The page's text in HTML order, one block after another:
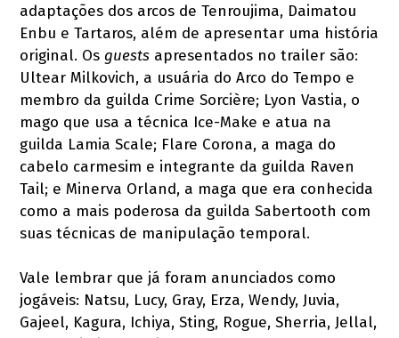
adaptações dos arcos de Tenroujima, Daimatou
Enbu e Tartaros, além de apresentar uma história
original. Osguests apresentados no trailer são:
Ultear Milkovich, a usuária do Arco do Tempo e
membro da guilda Crime Sorcière; Lyon Vastia, o
mago que usa a técnica Ice-Make e atua na
guilda Lamia Scale; Flare Corona, a maga do
cabelo carmesim e integrante da guilda Raven
Tail; e Minerva Orland, a maga que era conhecida
como a mais poderosa da guilda Sabertooth com
suas técnicas de manipulação temporal.
Vale lembrar que já foram anunciados como
jogáveis: Natsu, Lucy, Gray, Erza, Wendy, Juvia,
Gajeel, Kagura, Ichiya, Sting, Rogue, Sherria, Jellal,